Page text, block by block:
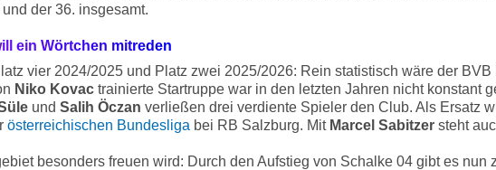
der 36. insgesamt.
ein Wörtchen mitreden
vier 2024/2025 und Platz zwei 2025/2026: Rein statistisch wäre der
Niko Kovactrainierte Startruppe war in den letzten Jahren nicht konstant
und Salih Öczan verließen drei verdiente Spieler den Club. Als Ersatz
österreichischen Bundesliga bei RB Salzburg. Mit Marcel Sabitzersteht
besonders freuen wird: Durch den Aufstieg von Schalke 04 gibt es